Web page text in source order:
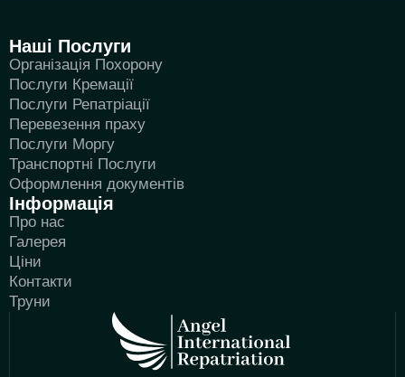
Наші Послуги
Організація Похорону
Послуги Кремації
Послуги Репатріації
Перевезення праху
Послуги Моргу
Транспортні Послуги
Оформлення документів
Інформація
Про нас
Галерея
Ціни
Контакти
Труни